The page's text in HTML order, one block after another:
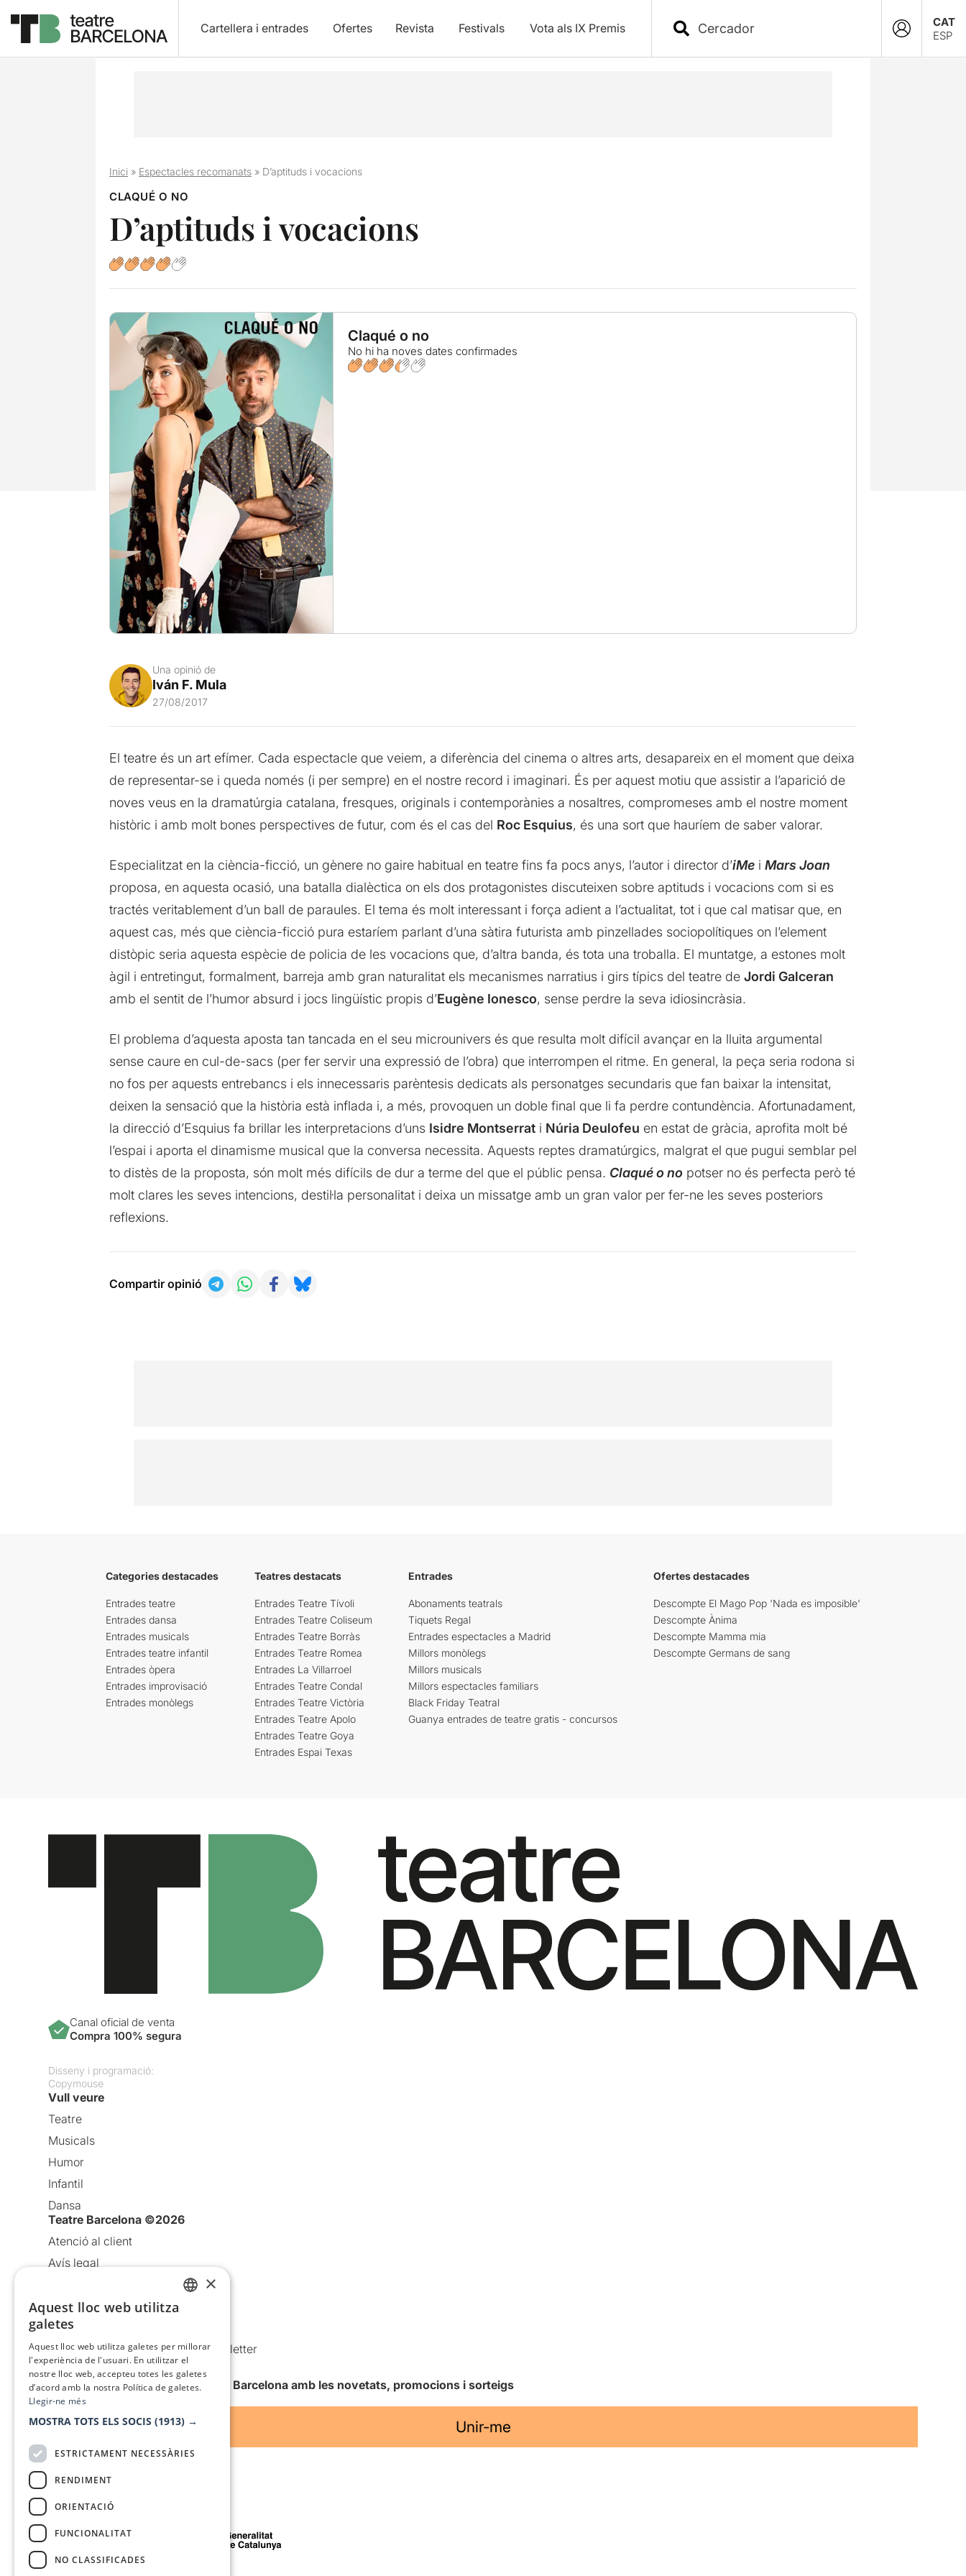
Cartellera i entrades Ofertes Revista Festivals Vota als IX Premis
CAT
ESP
Inici» Espectacles recomanats» D’aptituds i vocacions
CLAQUÉ O NO
D’aptituds i vocacions
Claqué o no
No hi ha noves dates confirmades
Una opinió de
Iván F. Mula
27/08/2017
El teatre és un art efímer. Cada espectacle que veiem, a diferència del cinema o altres arts, desapareix en el moment que deixa
de representar-se i queda només (i per sempre) en el nostre record i imaginari. És per aquest motiu que assistir a l’aparició de
noves veus en la dramatúrgia catalana, fresques, originals i contemporànies a nosaltres, compromeses amb el nostre moment
històric i amb molt bones perspectives de futur, com és el cas del Roc Esquius, és una sort que hauríem de saber valorar.
Especialitzat en la ciència-ficció, un gènere no gaire habitual en teatre fins fa pocs anys, l’autor i director d’iMei Mars Joan
proposa, en aquesta ocasió, una batalla dialèctica on els dos protagonistes discuteixen sobre aptituds i vocacions com si es
tractés veritablement d’un ball de paraules. El tema és molt interessant i força adient a l’actualitat, tot i que cal matisar que, en
aquest cas, més que ciència-ficció pura estaríem parlant d’una sàtira futurista amb pinzellades sociopolítiques on l’element
distòpic seria aquesta espècie de policia de les vocacions que, d’altra banda, és tota una troballa. El muntatge, a estones molt
àgil i entretingut, formalment, barreja amb gran naturalitat els mecanismes narratius i girs típics del teatre de Jordi Galceran
amb el sentit de l’humor absurd i jocs lingüístic propis d’Eugène Ionesco, sense perdre la seva idiosincràsia.
El problema d’aquesta aposta tan tancada en el seu microunivers és que resulta molt difícil avançar en la lluita argumental
sense caure en cul-de-sacs (per fer servir una expressió de l’obra) que interrompen el ritme. En general, la peça seria rodona si
no fos per aquests entrebancs i els innecessaris parèntesis dedicats als personatges secundaris que fan baixar la intensitat,
deixen la sensació que la història està inflada i, a més, provoquen un doble final que li fa perdre contundència. Afortunadament,
la direcció d’Esquius fa brillar les interpretacions d’uns Isidre Montserrati Núria Deulofeu en estat de gràcia, aprofita molt bé
l’espai i aporta el dinamisme musical que la conversa necessita. Aquests reptes dramatúrgics, malgrat el que pugui semblar pel
to distès de la proposta, són molt més difícils de dur a terme del que el públic pensa. Claqué o nopotser no és perfecta però té
molt clares les seves intencions, destil·la personalitat i deixa un missatge amb un gran valor per fer-ne les seves posteriors
reflexions.
Compartir opinió
Categories destacades
Entrades teatre
Entrades dansa
Entrades musicals
Entrades teatre infantil
Entrades òpera
Entrades improvisació
Entrades monòlegs
Teatres destacats
Entrades Teatre Tívoli
Entrades Teatre Coliseum
Entrades Teatre Borràs
Entrades Teatre Romea
Entrades La Villarroel
Entrades Teatre Condal
Entrades Teatre Victòria
Entrades Teatre Apolo
Entrades Teatre Goya
Entrades Espai Texas
Entrades
Abonaments teatrals
Tiquets Regal
Entrades espectacles a Madrid
Millors monòlegs
Millors musicals
Millors espectacles familiars
Black Friday Teatral
Guanya entrades de teatre gratis - concursos
Ofertes destacades
Descompte El Mago Pop 'Nada es imposible'
Descompte Ànima
Descompte Mamma mia
Descompte Germans de sang
Canal oficial de venta
Compra 100% segura
Disseny i programació:
Copymouse
Vull veure
Teatre
Musicals
Humor
Infantil
Dansa
Teatre Barcelona ©2026
Atenció al client
Avís legal
Política de cookies
Condicions d’ús
Comunicacions comercials i Newsletter
Anuncia’t
Vull rebre la newsletter de Teatre Barcelona amb les novetats, promocions i sorteigs
Unir-me
Amb el suport de
×
Aquest lloc web utilitza
galetes
Aquest lloc web utilitza galetes per millorar
l'experiència de l'usuari. En utilitzar el
nostre lloc web, accepteu totes les galetes
d’acord amb la nostra Política de galetes.
Llegir-ne més
MOSTRA TOTS ELS SOCIS (1913) →
ESTRICTAMENT NECESSÀRIES
RENDIMENT
ORIENTACIÓ
FUNCIONALITAT
NO CLASSIFICADES